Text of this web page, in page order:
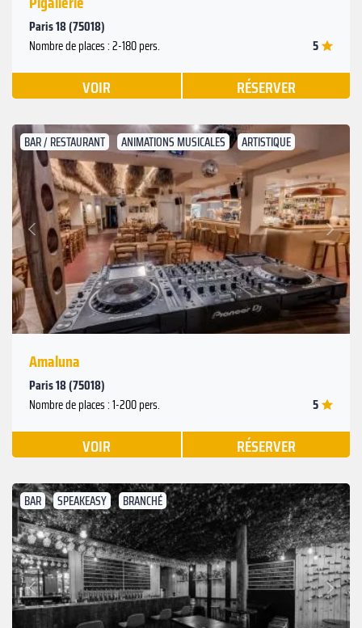
Paris 18 (75018)
Nombre de places : 2-180 pers. 5
VOIR RÉSERVER
BAR / RESTAURANT ANIMATIONS MUSICALES ARTISTIQUE
Précédent
Suivant
Amaluna
Paris 18 (75018)
Nombre de places : 1-200 pers. 5
VOIR RÉSERVER
BAR SPEAKEASY BRANCHÉ
Précédent
Suivant